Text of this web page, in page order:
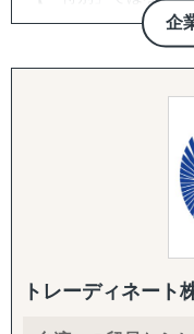
東南アジアや中国、
いった幅広い国・地
特化している弊社が
走支援させていただ
【主要サービスメニ
【よくご相談いただ
「どの国・地域に参
企
ぐ、伴走型の海外進
株式会社グロスペリ
別"ではなく"当たり
げ、日本企業の海外
ズまで一気通貫で支
岡本社・東京オフィ
人、オレゴンとLAに
立案と米国現地での
なぐ体制を強みとし
年間約50社、累計
援。食品・日用品・
トレーディネート